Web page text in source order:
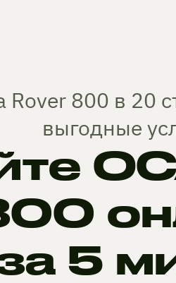
800 в 20
выгодные
5